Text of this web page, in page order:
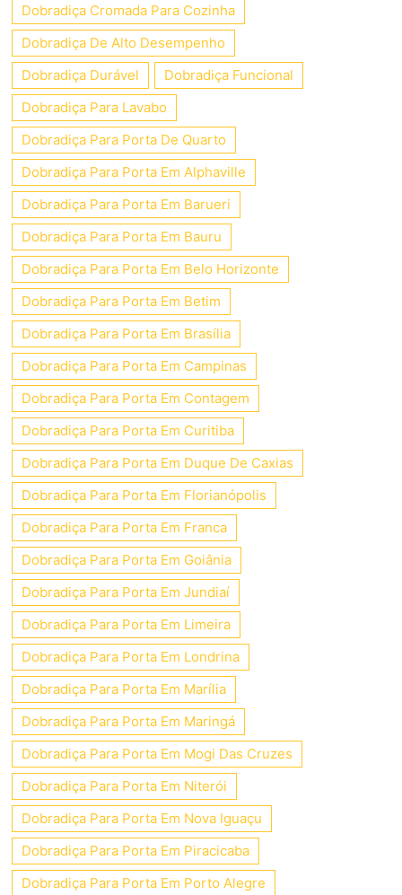
Dobradiça Cromada Para Cozinha
Dobradiça De Alto Desempenho
Dobradiça Durável
Dobradiça Funcional
Dobradiça Para Lavabo
Dobradiça Para Porta De Quarto
Dobradiça Para Porta Em Alphaville
Dobradiça Para Porta Em Barueri
Dobradiça Para Porta Em Bauru
Dobradiça Para Porta Em Belo Horizonte
Dobradiça Para Porta Em Betim
Dobradiça Para Porta Em Brasília
Dobradiça Para Porta Em Campinas
Dobradiça Para Porta Em Contagem
Dobradiça Para Porta Em Curitiba
Dobradiça Para Porta Em Duque De Caxias
Dobradiça Para Porta Em Florianópolis
Dobradiça Para Porta Em Franca
Dobradiça Para Porta Em Goiânia
Dobradiça Para Porta Em Jundiaí
Dobradiça Para Porta Em Limeira
Dobradiça Para Porta Em Londrina
Dobradiça Para Porta Em Marília
Dobradiça Para Porta Em Maringá
Dobradiça Para Porta Em Mogi Das Cruzes
Dobradiça Para Porta Em Niterói
Dobradiça Para Porta Em Nova Iguaçu
Dobradiça Para Porta Em Piracicaba
Dobradiça Para Porta Em Porto Alegre